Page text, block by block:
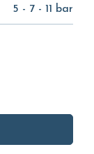
5 - 7 - 11 bar